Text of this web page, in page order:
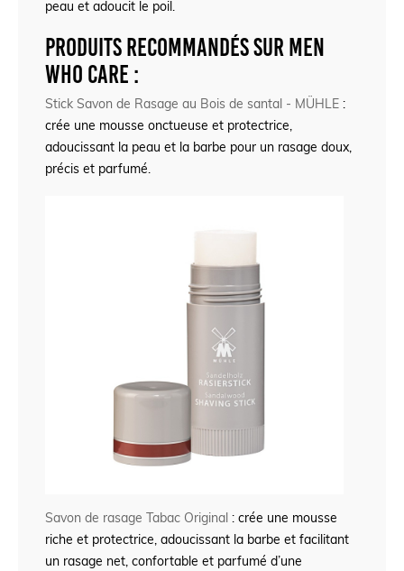
peau et adoucit le poil.
Produits recommandés sur Men
Who Care :
Stick Savon de Rasage au Bois de santal - MÜHLE :
crée une mousse onctueuse et protectrice,
adoucissant la peau et la barbe pour un rasage doux,
précis et parfumé.
Savon de rasage Tabac Original : crée une mousse
riche et protectrice, adoucissant la barbe et facilitant
un rasage net, confortable et parfumé d’une